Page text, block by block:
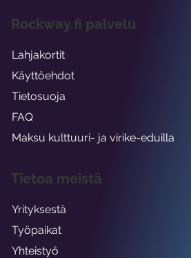
Rockway.fi palvelu
Lahjakortit
Käyttöehdot
Tietosuoja
FAQ
Maksu kulttuuri- ja virike-eduilla
Tietoa meistä
Yrityksestä
Työpaikat
Yhteistyö